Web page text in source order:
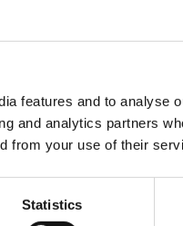
features and to analyse
and analytics partners
from your use of their
Statistics
zur
müssen
um trotz